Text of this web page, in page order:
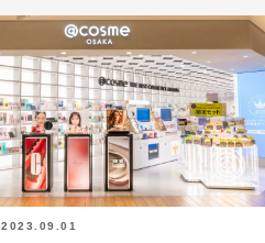
2023.09.01